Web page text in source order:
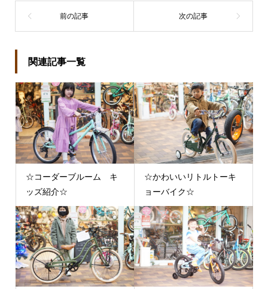
関連記事一覧
☆コーダーブルーム キ
ッズ紹介☆
☆かわいいリトルトーキ
ョーバイク☆